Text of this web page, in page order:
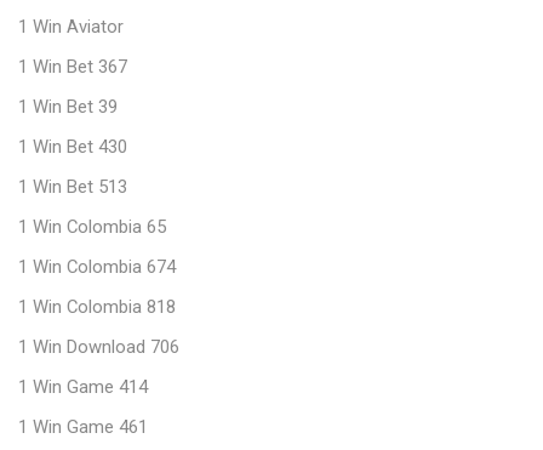
1 Win Aviator
1 Win Bet 367
1 Win Bet 39
1 Win Bet 430
1 Win Bet 513
1 Win Colombia 65
1 Win Colombia 674
1 Win Colombia 818
1 Win Download 706
1 Win Game 414
1 Win Game 461